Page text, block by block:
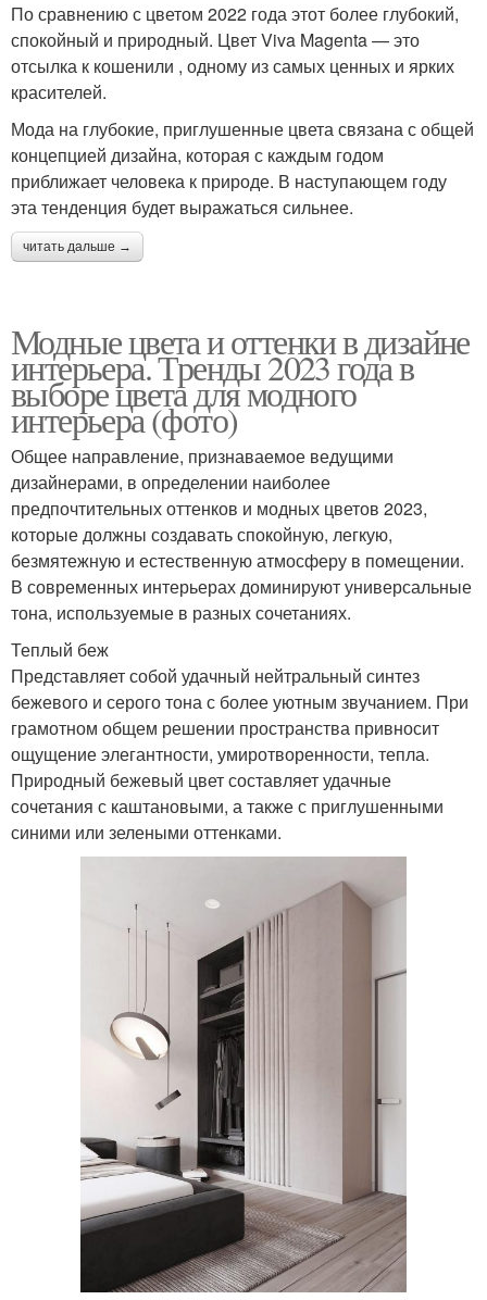
По сравнению с цветом 2022 года этот более глубокий,
спокойный и природный. Цвет Viva Magenta — это
отсылка к кошенили , одному из самых ценных и ярких
красителей.
Мода на глубокие, приглушенные цвета связана с общей
концепцией дизайна, которая с каждым годом
приближает человека к природе. В наступающем году
эта тенденция будет выражаться сильнее.
читать дальше →
Модные цвета и оттенки в дизайне
интерьера. Тренды 2023 года в
выборе цвета для модного
интерьера (фото)
Общее направление, признаваемое ведущими
дизайнерами, в определении наиболее
предпочтительных оттенков и модных цветов 2023,
которые должны создавать спокойную, легкую,
безмятежную и естественную атмосферу в помещении.
В современных интерьерах доминируют универсальные
тона, используемые в разных сочетаниях.
Теплый беж
Представляет собой удачный нейтральный синтез
бежевого и серого тона с более уютным звучанием. При
грамотном общем решении пространства привносит
ощущение элегантности, умиротворенности, тепла.
Природный бежевый цвет составляет удачные
сочетания с каштановыми, а также с приглушенными
синими или зелеными оттенками.